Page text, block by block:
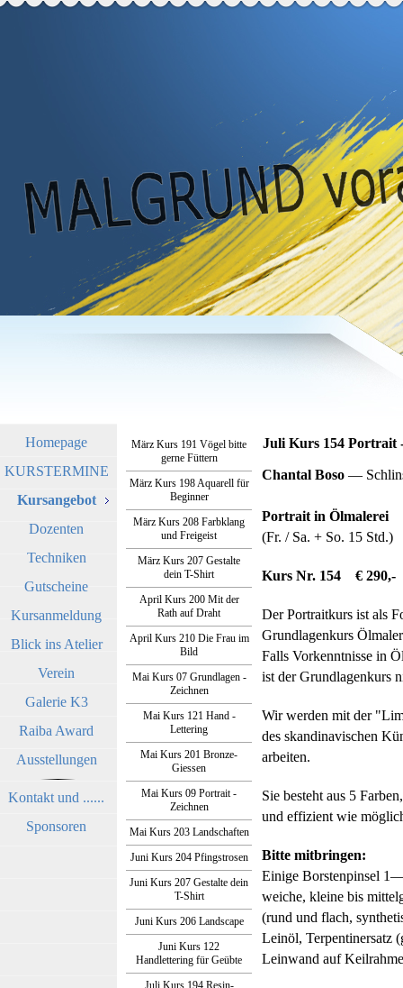
Homepage
KURSTERMINE
Kursangebot
Dozenten
Techniken
Gutscheine
Kursanmeldung
Blick ins Atelier
Verein
Galerie K3
Raiba Award
Ausstellungen
Kontakt und ......
Sponsoren
März Kurs 191 Vögel bitte
gerne Füttern
März Kurs 198 Aquarell für
Beginner
März Kurs 208 Farbklang
und Freigeist
März Kurs 207 Gestalte
dein T-Shirt
April Kurs 200 Mit der
Rath auf Draht
April Kurs 210 Die Frau im
Bild
Mai Kurs 07 Grundlagen -
Zeichnen
Mai Kurs 121 Hand -
Lettering
Mai Kurs 201 Bronze-
Giessen
Mai Kurs 09 Portrait -
Zeichnen
Mai Kurs 203 Landschaften
Juni Kurs 204 Pfingstrosen
Juni Kurs 207 Gestalte dein
T-Shirt
Juni Kurs 206 Landscape
Juni Kurs 122
Handlettering für Geübte
Juli Kurs 194 Resin-
Juli Kurs 154 Portrait
Chantal Boso —
Portrait in Ölmalerei
(Fr. / Sa. + So. 15 Std.)
Kurs Nr. 154 € 290,-
Der Portraitkurs ist als
Grundlagenkurs
Falls Vorkenntnisse in
ist der Grundlagenkurs
Wir werden mit der
des skandinavischen
arbeiten.
Sie besteht aus 5
und effizient wie
Bitte mitbringen:
Einige Borstenpinsel
weiche, kleine bis
(rund und flach,
Leinöl, Terpentinersatz
Leinwand auf